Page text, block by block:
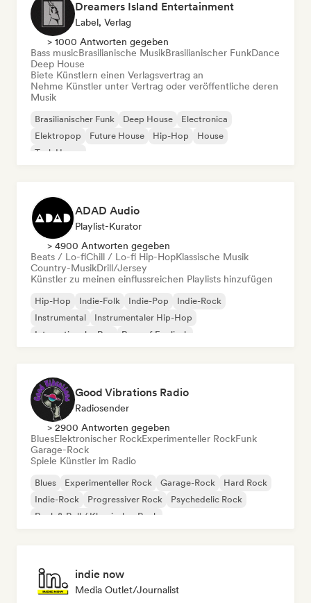
Dreamers Island Entertainment
Label, Verlag
> 1000 Antworten gegeben
Bass musicBrasilianische MusikBrasilianischer FunkDance
Deep House
Biete Künstlern einen Verlagsvertrag an
Nehme Künstler unter Vertrag oder veröffentliche deren
Musik
Brasilianischer Funk Deep House
Electronica
Elektropop
Future House Hip-Hop
House
Tech House
ADAD Audio
Playlist-Kurator
> 4900 Antworten gegeben
Beats / Lo-fiChill / Lo-fi Hip-HopKlassische Musik
Country-MusikDrill/Jersey
Künstler zu meinen einflussreichen Playlists hinzufügen
Hip-Hop Indie-Folk Indie-Pop
Indie-Rock
Instrumental
Instrumentaler Hip-Hop
Internationaler Rap
Rap auf Englisch
Good Vibrations Radio
Radiosender
> 2900 Antworten gegeben
BluesElektronischer RockExperimenteller RockFunk
Garage-Rock
Spiele Künstler im Radio
Blues Experimenteller Rock Garage-Rock
Hard Rock
Indie-Rock
Progressiver Rock
Psychedelic Rock
Rock & Roll / Klassischer Rock
indie now
Media Outlet/Journalist